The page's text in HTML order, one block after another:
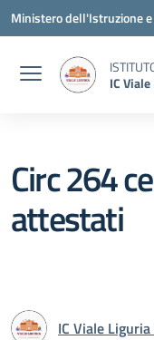
Vai ai contenuti
Vai al menu di navigazione
Vai al footer
Ministero dell'Istruzione
IC
Circ 264
attestati
IC Viale